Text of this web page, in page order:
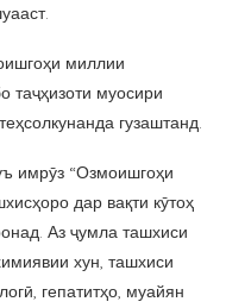
миллии
таҷҳизоти муосири
гузаштанд.
имрӯз “Озмоишгоҳи
дар вақти кӯтоҳ
Аз ҷумла ташхиси
хун, ташхиси
гепатитҳо, муайян